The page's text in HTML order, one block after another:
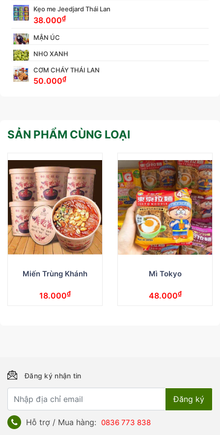
Kẹo me Jeedjard Thái Lan
38.000₫
MẬN ÚC
NHO XANH
CƠM CHÁY THÁI LAN
50.000₫
SẢN PHẨM CÙNG LOẠI
Miến Trùng Khánh
18.000₫
Mì Tokyo
48.000₫
Đăng ký nhận tin
Hỗ trợ / Mua hàng: 0836 773 838